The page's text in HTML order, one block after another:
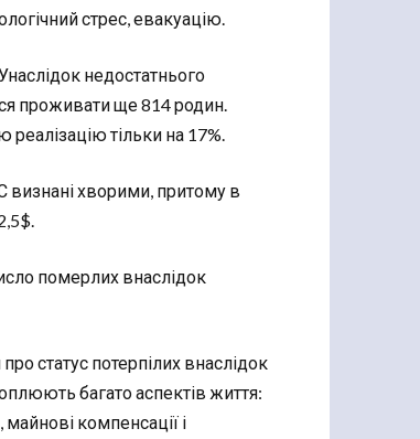
стрес, евакуацію.
недостатнього
проживати ще 814 родин.
тільки на 17%.
визнані хворими, притому в
померлих внаслідок
статус потерпілих внаслідок
багато аспектів життя:
компенсації і